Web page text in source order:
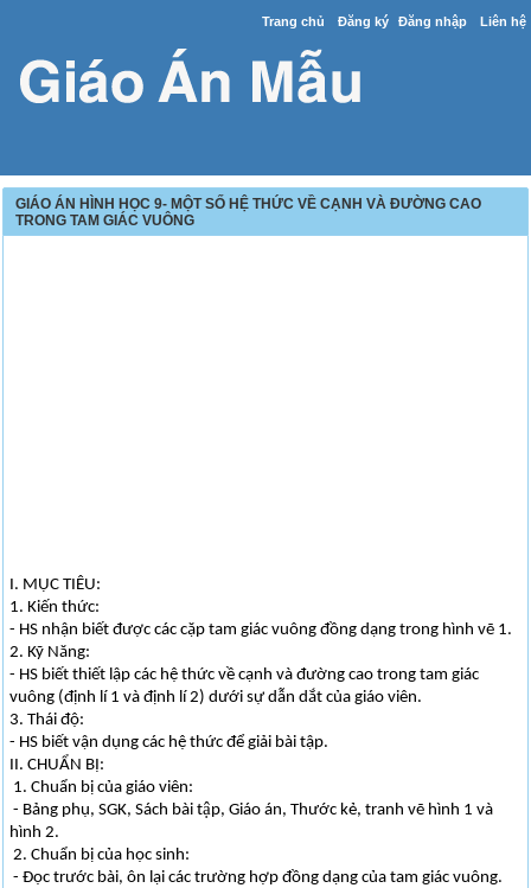
Trang chủ Đăng ký Đăng nhập Liên hệ
GIÁO ÁN HÌNH HỌC 9- MỘT SỐ HỆ THỨC VỀ CẠNH VÀ ĐƯỜNG CAO
TRONG TAM GIÁC VUÔNG
I. MỤC TIÊU:
1. Kiến thức:
- HS nhận biết được các cặp tam giác vuông đồng dạng trong hình vẽ 1.
2. Kỹ Năng:
- HS biết thiết lập các hệ thức về cạnh và đường cao trong tam giác
vuông (định lí 1 và định lí 2) dưới sự dẫn dắt của giáo viên.
3. Thái độ:
- HS biết vận dụng các hệ thức để giải bài tập.
II. CHUẨN BỊ:
1. Chuẩn bị của giáo viên:
- Bảng phụ, SGK, Sách bài tập, Giáo án, Thước kẻ, tranh vẽ hình 1 và
hình 2.
2. Chuẩn bị của học sinh:
- Đọc trước bài, ôn lại các trường hợp đồng dạng của tam giác vuông.